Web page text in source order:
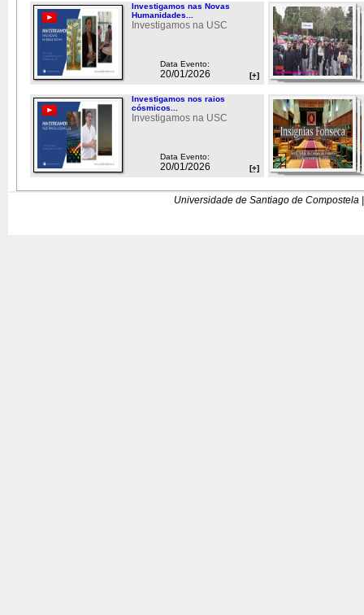
Investigamos nas Novas
Humanidades...
Investigamos na USC
Data Evento:
20/01/2026 [+]
Investigamos nos raios
cósmicos...
Investigamos na USC
Data Evento:
20/01/2026 [+]
Universidade de Santiago de